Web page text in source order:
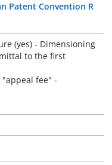
Patent Convention R
(yes) - Dimensioning
to the first
"appeal fee" -